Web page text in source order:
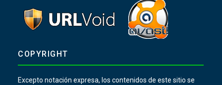
COPYRIGHT
Excepto notación expresa, los contenidos de este sitio se